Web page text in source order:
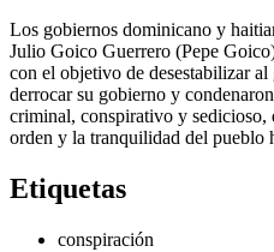
Los gobiernos dominicano y
Julio Goico Guerrero (Pepe
con el objetivo de desestabilizar
derrocar su gobierno y
criminal, conspirativo y sedicioso,
orden y la tranquilidad del pueblo
Etiquetas
conspiración